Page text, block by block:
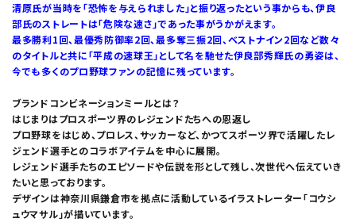
清原氏が当時を「恐怖を与えられました」と振り返ったという事からも、伊良
部氏のストレートは「危険な速さ」であった事がうかがえます。
最多勝利1回、最優秀防御率2回、最多奪三振2回、ベストナイン2回など数々
のタイトルと共に「平成の速球王」として名を馳せた伊良部秀輝氏の勇姿は、
今でも多くのプロ野球ファンの記憶に残っています。
ブランドコンビネーションミールとは？
はじまりはプロスポーツ界のレジェンドたちへの恩返し
プロ野球をはじめ、プロレス、サッカーなど、かつてスポーツ界で活躍したレ
ジェンド選手とのコラボアイテムを中心に展開。
レジェンド選手たちのエピソードや伝説を形として残し、次世代へ伝えていき
たいと思っております。
デザインは神奈川県鎌倉市を拠点に活動しているイラストレーター「コウシ
ュウマサル」が描いています。